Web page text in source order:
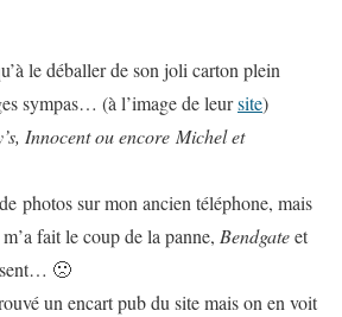
le déballer de son joli carton plein
sympas… (à l’image de leursite)
Innocent ou encore Michel et
photos sur mon ancien téléphone, mais
fait le coup de la panne, Bendgateet
🙁
un encart pub du site mais on en voit